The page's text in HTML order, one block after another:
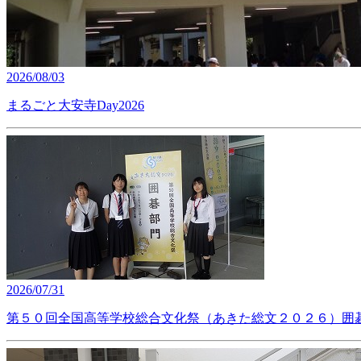
2026/08/03
まるごと大安寺Day2026
2026/07/31
第５０回全国高等学校総合文化祭（あきた総文２０２６）囲